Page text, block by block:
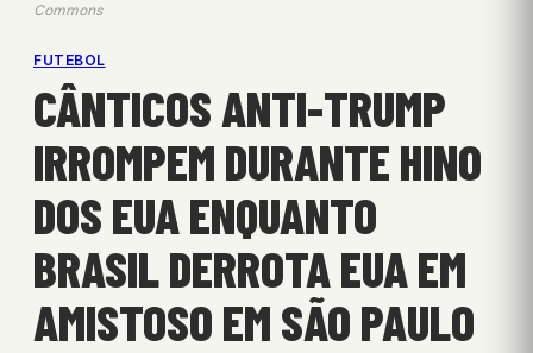
Commons
FUTEBOL
CÂNTICOS ANTI-TRUMP
IRROMPEM DURANTE HINO
DOS EUA ENQUANTO
BRASIL DERROTA EUA EM
AMISTOSO EM SÃO PAULO